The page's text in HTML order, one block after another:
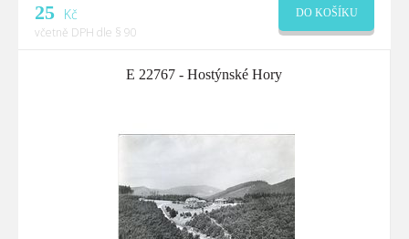
25 Kč
včetně DPH dle § 90
DO KOŠÍKU
E 22767 - Hostýnské Hory